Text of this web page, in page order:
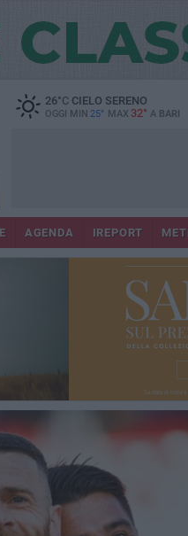
26°CCIELO SERENO
OGGI MIN 25° MAX 32° A BARI
AGENDA IREPORT